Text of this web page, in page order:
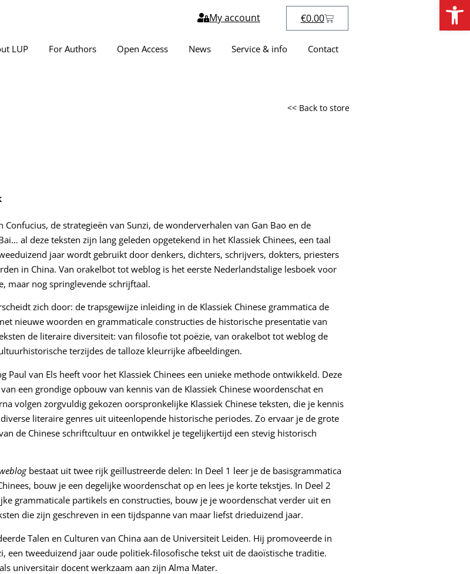
My account €0.00
LUP For Authors Open Access News Service & info Contact
<< Back to store
Confucius, de strategieën van Sunzi, de wonderverhalen van Gan Bao en de
al deze teksten zijn lang geleden opgetekend in het Klassiek Chinees, een taal
jaar wordt gebruikt door denkers, dichters, schrijvers, dokters, priesters
in China. Van orakelbot tot weblog is het eerste Nederlandstalige lesboek voor
maar nog springlevende schrijftaal.
zich door: de trapsgewijze inleiding in de Klassiek Chinese grammatica de
nieuwe woorden en grammaticale constructies de historische presentatie van
de literaire diversiteit: van filosofie tot poëzie, van orakelbot tot weblog de
terzijdes de talloze kleurrijke afbeeldingen.
Paul van Els heeft voor het Klassiek Chinees een unieke methode ontwikkeld. Deze
een grondige opbouw van kennis van de Klassiek Chinese woordenschat en
volgen zorgvuldig gekozen oorspronkelijke Klassiek Chinese teksten, die je kennis
literaire genres uit uiteenlopende historische periodes. Zo ervaar je de grote
de Chinese schriftcultuur en ontwikkel je tegelijkertijd een stevig historisch
bestaat uit twee rijk geïllustreerde delen: In Deel 1 leer je de basisgrammatica
bouw je een degelijke woordenschat op en lees je korte tekstjes. In Deel 2
grammaticale partikels en constructies, bouw je je woordenschat verder uit en
die zijn geschreven in een tijdspanne van maar liefst drieduizend jaar.
Talen en Culturen van China aan de Universiteit Leiden. Hij promoveerde in
een tweeduizend jaar oude politiek-filosofische tekst uit de daoïstische traditie.
universitair docent werkzaam aan zijn Alma Mater.